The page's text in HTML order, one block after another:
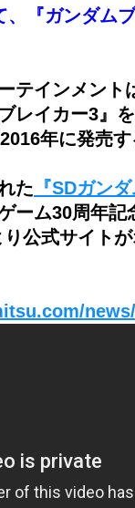
『ガンダム
テインメント
レイカー3』
年に発売す
た 『SDガン
ーム30周年
り公式サイト